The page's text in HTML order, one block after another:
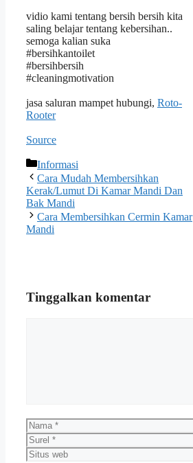
vidio kami tentang bersih bersih kita
saling belajar tentang kebersihan..
semoga kalian suka
#bersihkantoilet
#bersihbersih
#cleaningmotivation
jasa saluran mampet hubungi, Roto-
Rooter
Source
Kategori
Informasi
Cara Mudah Membersihkan
Kerak/Lumut Di Kamar Mandi Dan
Bak Mandi
Cara Membersihkan Cermin Kamar
Mandi
Tinggalkan komentar
Nama
Surel
Situs